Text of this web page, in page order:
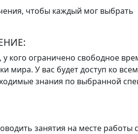
чтобы каждый мог выбрать
кого ограничено свободное
мира. У вас будет доступ ко всем
знания по выбранной
занятия на месте работы